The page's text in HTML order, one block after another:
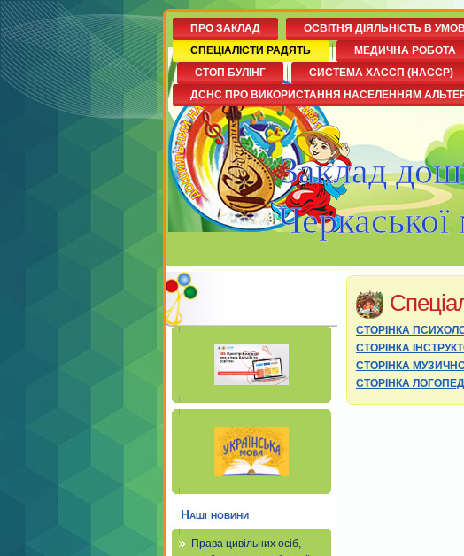
Заклад
Черкаської
ПРО ЗАКЛАД ОСВІТНЯ ДІЯЛЬНІСТЬ В
СПЕЦІАЛІСТИ РАДЯТЬ
МЕДИЧНА РОБОТА
СТОП БУЛІНГ
СИСТЕМА ХАССП (НАССР)
ДСНС ПРО ВИКОРИСТАННЯ НАСЕЛЕННЯМ
Наші новини
Права цивільних осіб,
СТОРІНКА
СТОРІНКА
СТОРІНКА
СТОРІНКА